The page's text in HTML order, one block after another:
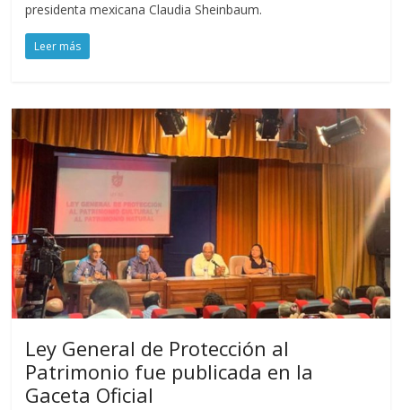
presidenta mexicana Claudia Sheinbaum.
Leer más
Ley General de Protección al
Patrimonio fue publicada en la
Gaceta Oficial